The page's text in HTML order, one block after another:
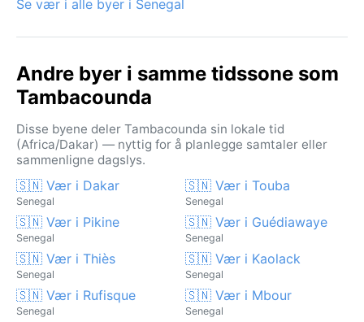
Se vær i alle byer i Senegal
Andre byer i samme tidssone som
Tambacounda
Disse byene deler Tambacounda sin lokale tid
(Africa/Dakar) — nyttig for å planlegge samtaler eller
sammenligne dagslys.
🇸🇳 Vær i Dakar
Senegal
🇸🇳 Vær i Touba
Senegal
🇸🇳 Vær i Pikine
Senegal
🇸🇳 Vær i Guédiawaye
Senegal
🇸🇳 Vær i Thiès
Senegal
🇸🇳 Vær i Kaolack
Senegal
🇸🇳 Vær i Rufisque
Senegal
🇸🇳 Vær i Mbour
Senegal